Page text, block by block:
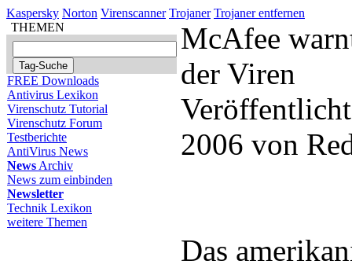
Kaspersky Norton Virenscanner Trojaner Trojaner entfernen
THEMEN
FREE Downloads
Antivirus Lexikon
Virenschutz Tutorial
Virenschutz Forum
Testberichte
AntiVirus News
News Archiv
News zum einbinden
Newsletter
Technik Lexikon
weitere Themen
McAfee
der Viren
2006 von
Das